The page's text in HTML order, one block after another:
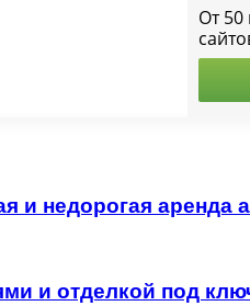
и недорогая аренда
и отделкой под